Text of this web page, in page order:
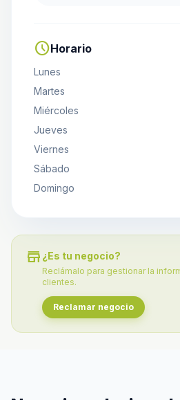
scheduleHorario
Lunes
Martes
Miércoles
Jueves
Viernes
Sábado
Domingo
store ¿Es tu negocio?
Reclámalo para gestionar la
clientes.
Reclamar negocio